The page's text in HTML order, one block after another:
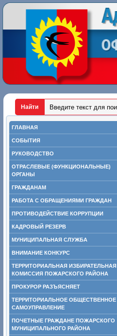
ГЛАВНАЯ
СОБЫТИЯ
РУКОВОДСТВО
ОТРАСЛЕВЫЕ (ФУНКЦИОНАЛЬНЫЕ)
ОРГАНЫ
ГРАЖДАНАМ
РАБОТА С ОБРАЩЕНИЯМИ ГРАЖДАН
ПРОТИВОДЕЙСТВИЕ КОРРУПЦИИ
КАДРОВЫЙ РЕЗЕРВ
МУНИЦИПАЛЬНАЯ СЛУЖБА
ВНИМАНИЕ КОНКУРС
ТЕРРИТОРИАЛЬНАЯ ИЗБИРАТЕЛЬНАЯ
КОМИССИЯ ПОЖАРСКОГО РАЙОНА
ПРОКУРОР РАЗЪЯСНЯЕТ
ТЕРРИТОРИАЛЬНОЕ ОБЩЕСТВЕННОЕ
САМОУПРАВЛЕНИЕ
ПОЧЕТНЫЕ ГРАЖДАНЕ ПОЖАРСКОГО
МУНИЦИПАЛЬНОГО РАЙОНА